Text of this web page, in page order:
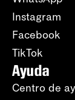
Instagram
Facebook
TikTok
Ayuda
Centro de